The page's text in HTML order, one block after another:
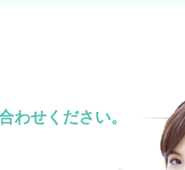
わせください。